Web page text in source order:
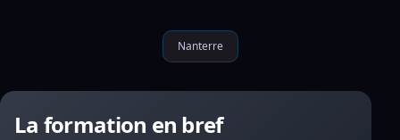
Nanterre
La formation en bref